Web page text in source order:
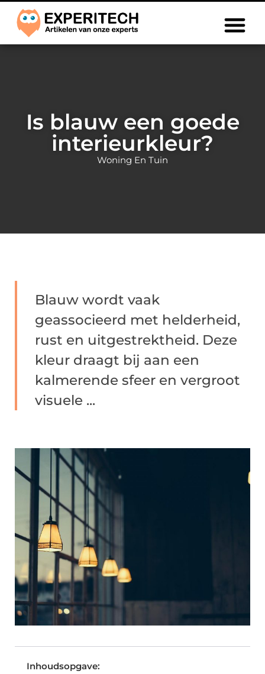
Is blauw een goede
interieurkleur?
Woning En Tuin
Blauw wordt vaak
geassocieerd met helderheid,
rust en uitgestrektheid. Deze
kleur draagt bij aan een
kalmerende sfeer en vergroot
visuele ...
Inhoudsopgave: